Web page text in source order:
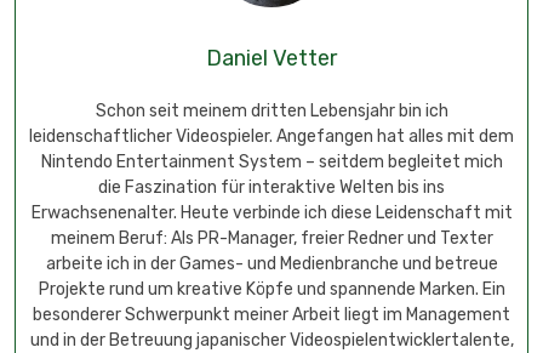
Daniel Vetter
Schon seit meinem dritten Lebensjahr bin ich
leidenschaftlicher Videospieler. Angefangen hat alles mit dem
Nintendo Entertainment System – seitdem begleitet mich
die Faszination für interaktive Welten bis ins
Erwachsenenalter. Heute verbinde ich diese Leidenschaft mit
meinem Beruf: Als PR-Manager, freier Redner und Texter
arbeite ich in der Games- und Medienbranche und betreue
Projekte rund um kreative Köpfe und spannende Marken. Ein
besonderer Schwerpunkt meiner Arbeit liegt im Management
und in der Betreuung japanischer Videospielentwicklertalente,